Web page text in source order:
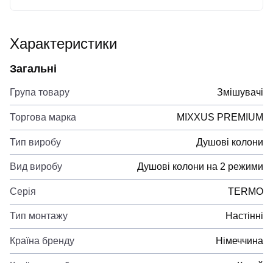
Характеристики
Загальні
Група товару Змішувачі
Торгова марка MIXXUS PREMIUM
Тип виробу Душові колони
Вид виробу Душові колони на 2 режими
Серія TERMO
Тип монтажу Настінні
Країна бренду Німеччина